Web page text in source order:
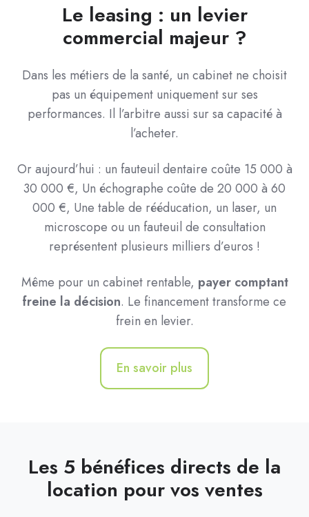
Le leasing : un levier
commercial majeur ?
Dans les métiers de la santé, un cabinet ne choisit
pas un équipement uniquement sur ses
performances. Il l’arbitre aussi sur sa capacité à
l’acheter.
Or aujourd’hui : un fauteuil dentaire coûte 15 000 à
30 000 €, Un échographe coûte de 20 000 à 60
000 €, Une table de rééducation, un laser, un
microscope ou un fauteuil de consultation
représentent plusieurs milliers d’euros !
Même pour un cabinet rentable, payer comptant
freine la décision. Le financement transforme ce
frein en levier.
En savoir plus
Les 5 bénéfices directs de la
location pour vos ventes